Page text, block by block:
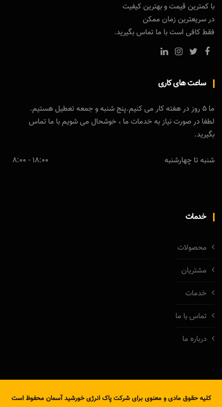
با کمترین قیمت و بهترین کیفیت
در سریعترین زمان ممکن
فقط کافی است با ما تماس بگیرید.
ساعت های کاری
ما 5 روز در هفته کار می کنیم.پنج شنبه و جمعه تعطیل هستیم.
لطفا در صورت نیاز به خدمات ما ، خوشحال می شویم با ما تماس
بگیرید.
شنبه تا چهارشنبه 18:00 - 8:00
خدمات
محصولات
مشتریان
خدمات
تماس با ما
درباره ما
کلیه حقوق مادی و معنوی برای شرکت پاک انرژی خورشید آسمان محفوظ است